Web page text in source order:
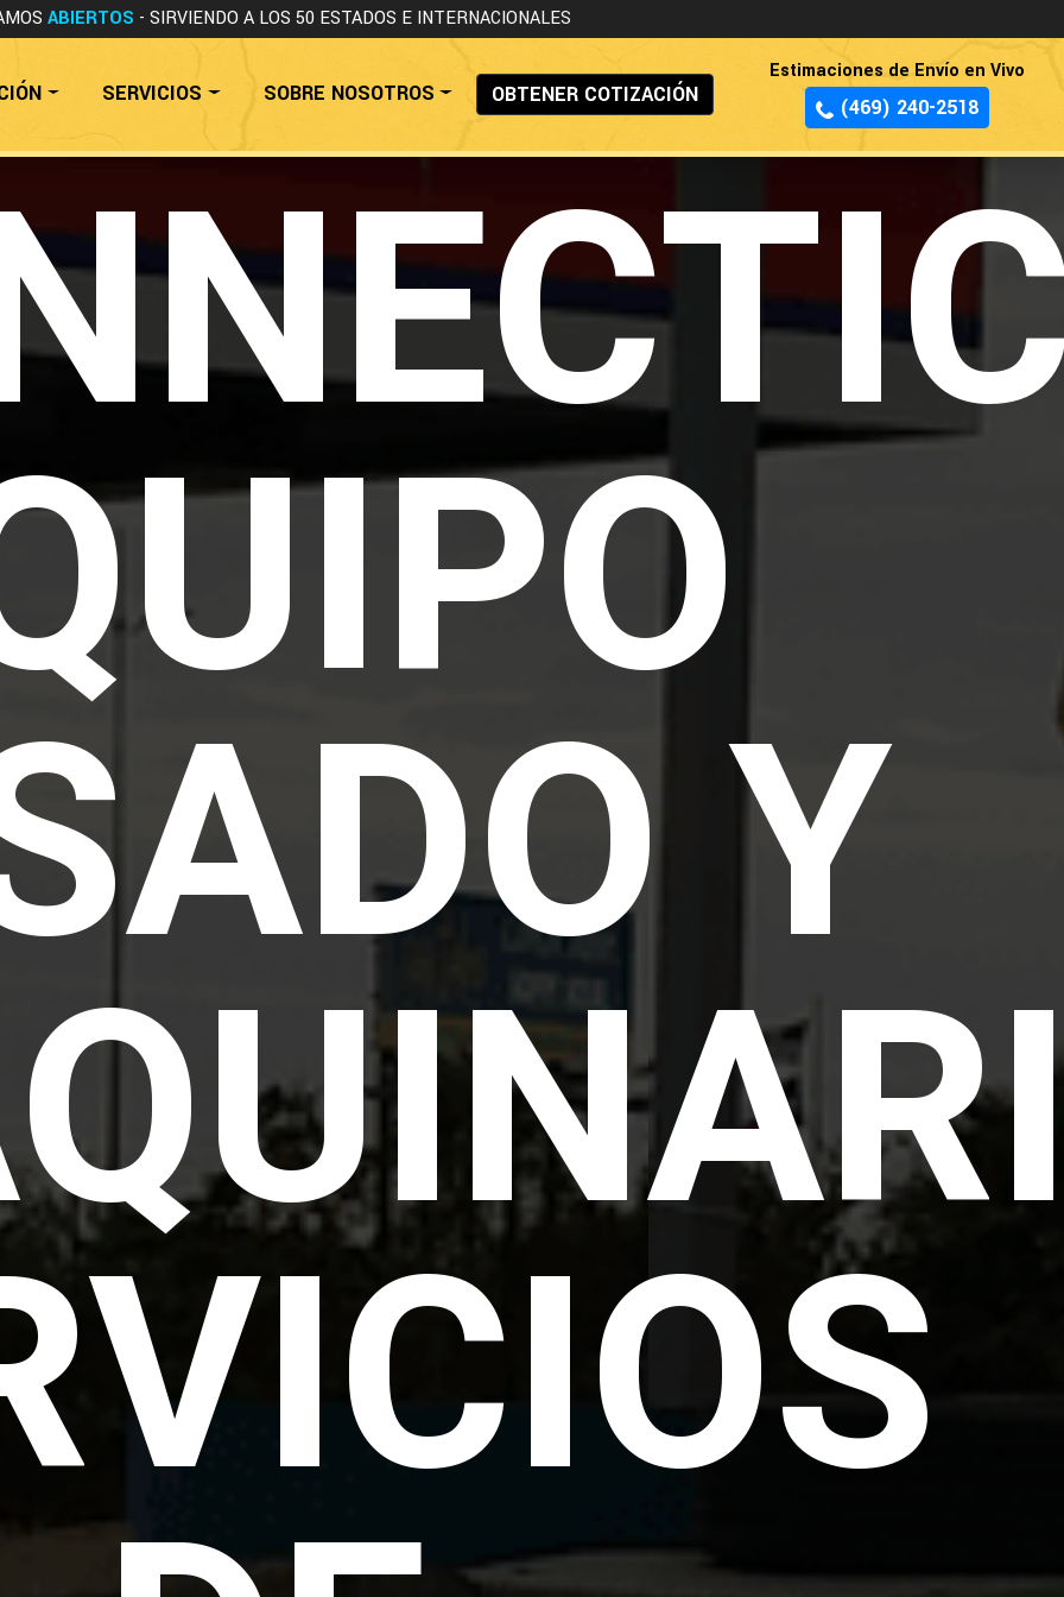
ABIERTOS - SIRVIENDO A LOS 50 ESTADOS E INTERNACIONALES
SERVICIOS SOBRE NOSOTROS OBTENER COTIZACIÓN
Estimaciones de Envío en Vivo
(469) 240-2518
Y